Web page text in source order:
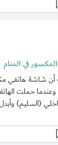
في المنام
أن شاشة هاتفي
وعندما حملت
(السليم)